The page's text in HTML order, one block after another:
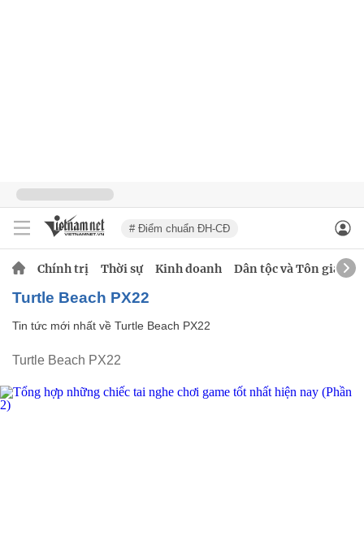
# Điểm chuẩn ĐH-CĐ
Chính trị Thời sự Kinh doanh Dân tộc và Tôn giáo
Turtle Beach PX22
Tin tức mới nhất về Turtle Beach PX22
Turtle Beach PX22